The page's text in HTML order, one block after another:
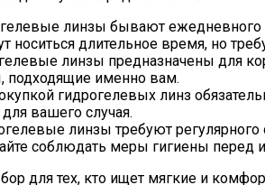
линзы бывают ежедневного
носиться длительное время, но
линзы предназначены для
подходящие именно вам.
гидрогелевых линз
вашего случая.
линзы требуют
соблюдать меры гигиены перед
для тех, кто ищет мягкие и